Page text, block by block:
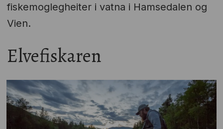
fiskemoglegheiter i vatna i Hamsedalen og
Vien.
Elvefiskaren